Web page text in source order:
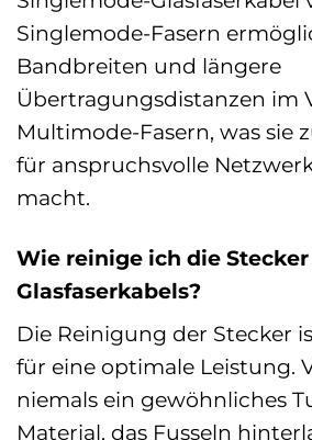
Singlemode-Fasern
Bandbreiten und längere
Übertragungsdistanzen im
Multimode-Fasern, was sie
für anspruchsvolle
macht.
Wie reinige ich die
Glasfaserkabels?
Die Reinigung der Stecker
für eine optimale Leistung.
niemals ein gewöhnliches
Material, das Fusseln